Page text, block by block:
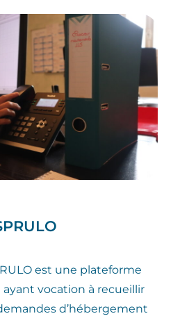
est une plateforme
vocation à recueillir
d’hébergement